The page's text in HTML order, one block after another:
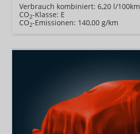
Verbrauch kombiniert: 6,20 l/100km
CO2-Klasse: E
CO2-Emissionen: 140,00 g/km